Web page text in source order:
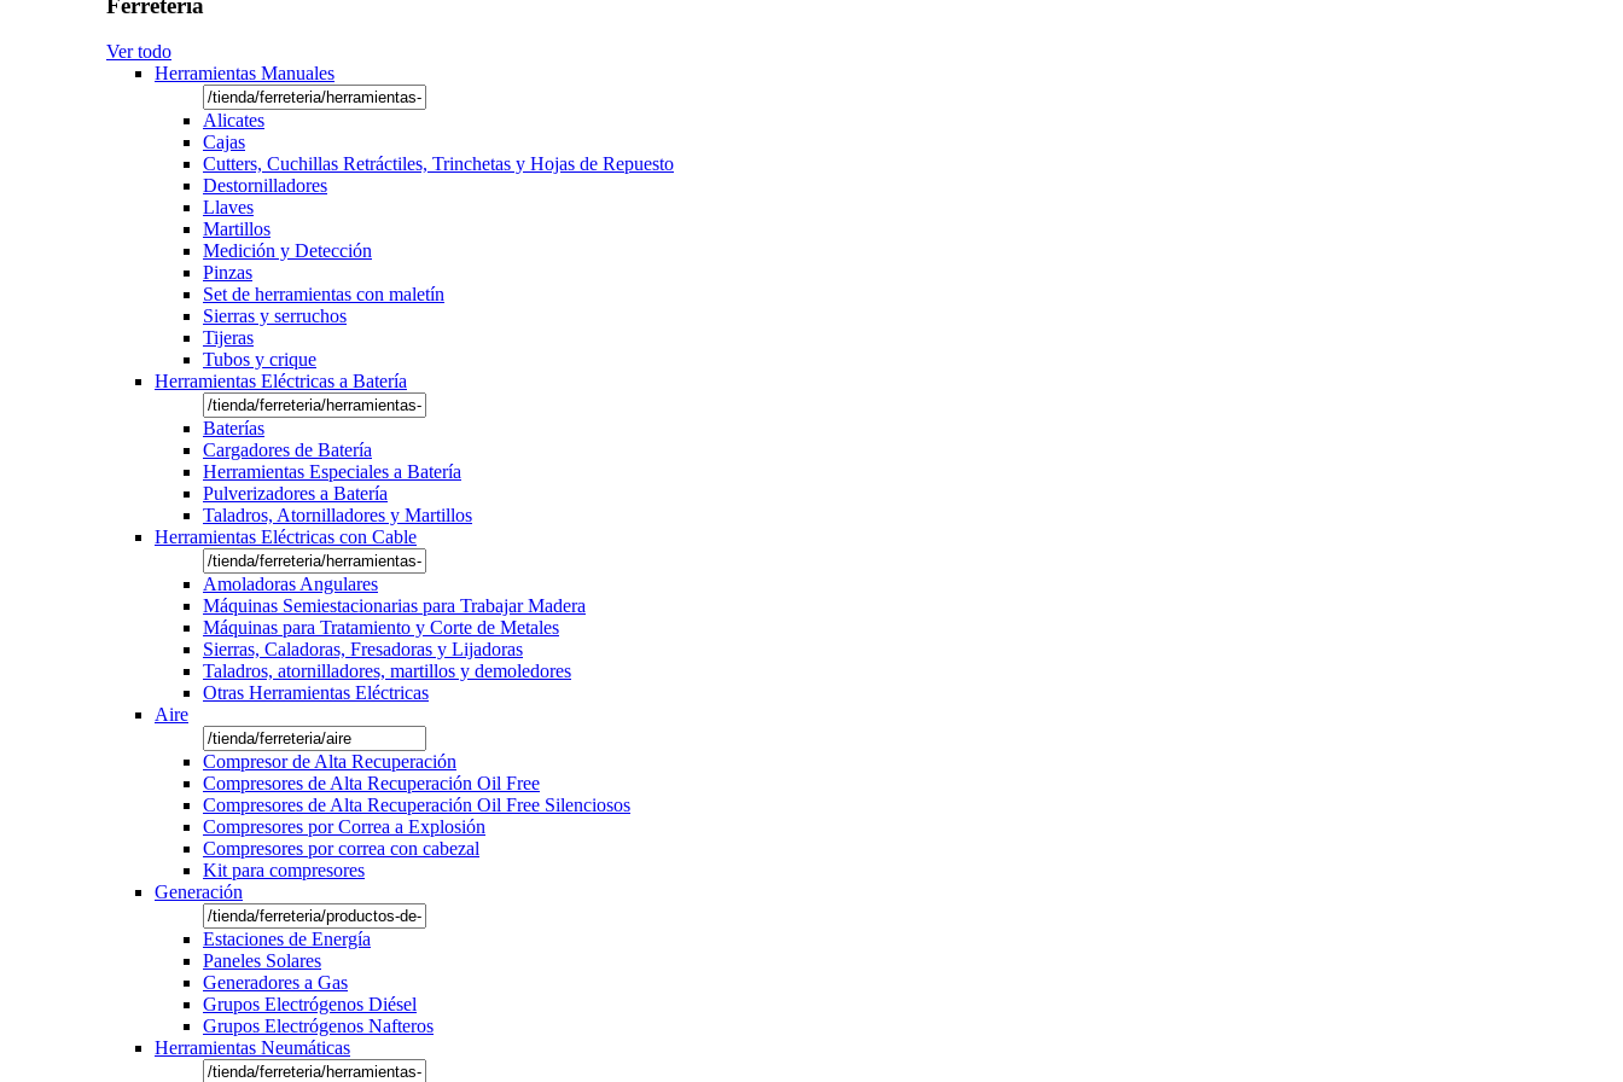
Ferretería
Ver todo
Herramientas Manuales
Alicates
Cajas
Cutters, Cuchillas Retráctiles, Trinchetas y Hojas de Repuesto
Destornilladores
Llaves
Martillos
Medición y Detección
Pinzas
Set de herramientas con maletín
Sierras y serruchos
Tijeras
Tubos y crique
Herramientas Eléctricas a Batería
Baterías
Cargadores de Batería
Herramientas Especiales a Batería
Pulverizadores a Batería
Taladros, Atornilladores y Martillos
Herramientas Eléctricas con Cable
Amoladoras Angulares
Máquinas Semiestacionarias para Trabajar Madera
Máquinas para Tratamiento y Corte de Metales
Sierras, Caladoras, Fresadoras y Lijadoras
Taladros, atornilladores, martillos y demoledores
Otras Herramientas Eléctricas
Aire
Compresor de Alta Recuperación
Compresores de Alta Recuperación Oil Free
Compresores de Alta Recuperación Oil Free Silenciosos
Compresores por Correa a Explosión
Compresores por correa con cabezal
Kit para compresores
Generación
Estaciones de Energía
Paneles Solares
Generadores a Gas
Grupos Electrógenos Diésel
Grupos Electrógenos Nafteros
Herramientas Neumáticas